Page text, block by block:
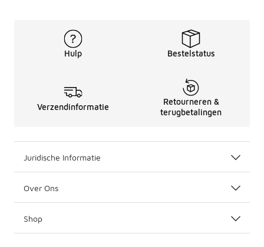
Hulp Bestelstatus
Verzendinformatie
Retourneren &
terugbetalingen
Juridische Informatie
Over Ons
Shop